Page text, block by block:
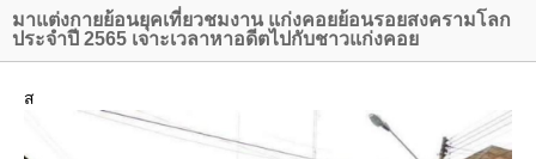
มาแต่งกายย้อนยุคเที่ยวชมงาน แก่งคอยย้อนรอยสงครามโลก
ประจำปี 2565 เจาะเวลาหาอดีตไปกับชาวแก่งคอ
ส